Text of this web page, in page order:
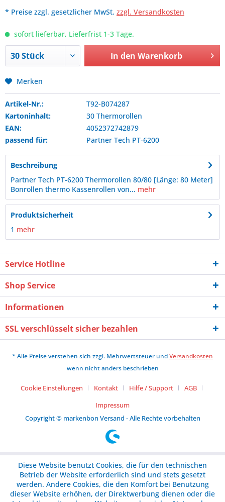
* Preise zzgl. gesetzlicher MwSt. zzgl. Versandkosten
sofort lieferbar, Lieferfrist 1-3 Tage.
In den Warenkorb
Merken
Artikel-Nr.:
T92-B074287
Kartoninhalt:
30 Thermorollen
EAN:
4052372742879
passend für:
Partner Tech PT-6200
Beschreibung
Partner Tech PT-6200 Thermorollen 80/80 [Länge: 80 Meter]
Bonrollen thermo Kassenrollen von... mehr
Produktsicherheit
1 mehr
Service Hotline
Shop Service
Informationen
SSL verschlüsselt sicher bezahlen
* Alle Preise verstehen sich zzgl. Mehrwertsteuer undVersandkosten
wenn nicht anders beschrieben
Cookie Einstellungen Kontakt Hilfe / Support
AGB
Impressum
Copyright © markenbon Versand - Alle Rechte vorbehalten
Diese Website benutzt Cookies, die für den technischen
Betrieb der Website erforderlich sind und stets gesetzt
werden. Andere Cookies, die den Komfort bei Benutzung
dieser Website erhöhen, der Direktwerbung dienen oder die